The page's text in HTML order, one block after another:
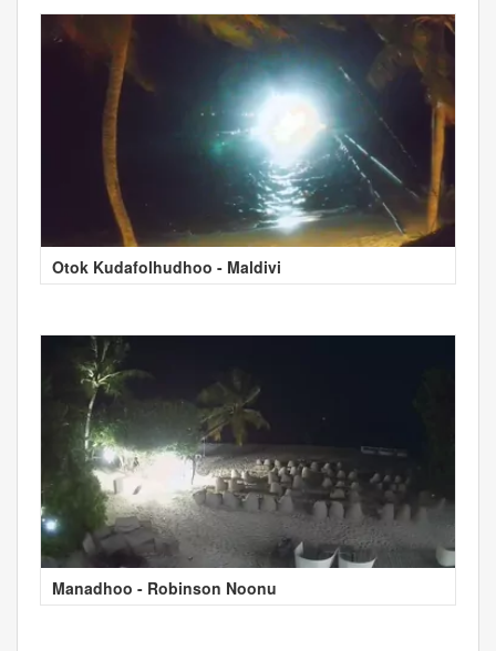
Otok Kudafolhudhoo - Maldivi
Manadhoo - Robinson Noonu